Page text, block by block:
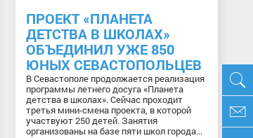
ПРОЕКТ «ПЛАНЕТА
ДЕТСТВА В ШКОЛАХ»
ОБЪЕДИНИЛ УЖЕ 850
ЮНЫХ СЕВАСТОПОЛЬЦЕВ
В Севастополе продолжается реализация
программы летнего досуга «Планета
детства в школах». Сейчас проходит
третья мини-смена проекта, в которой
участвуют 250 детей. Занятия
организованы на базе пяти школ города...